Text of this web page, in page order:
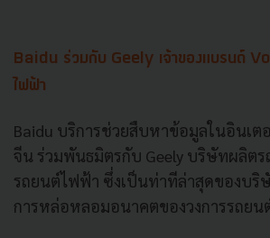
Baidu ร่วมกับ Geely เจ้าของแบรนด์
ไฟฟ้า
Baidu บริการช่วยสืบหาข้อมูลในอินเต
จีน ร่วมพันธมิตรกับ Geely บริษัทผลิต
รถยนต์ไฟฟ้า ซึ่งเป็นท่าทีล่าสุดของบริ
การหล่อหลอมอนาคตของวงการรถยน